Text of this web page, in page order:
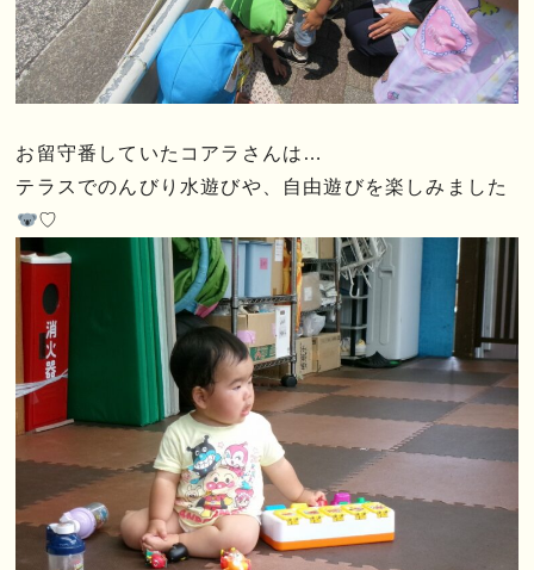
お留守番していたコアラさんは…
テラスでのんびり水遊びや、自由遊びを楽しみました
♡